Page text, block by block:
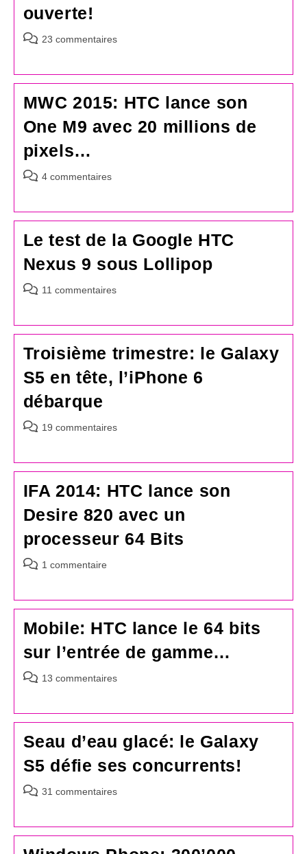
ouverte!
Commentaires
publication :
23 commentaires
MWC 2015: HTC lance son
One M9 avec 20 millions de
pixels…
Commentaires
publication :
4 commentaires
Le test de la Google HTC
Nexus 9 sous Lollipop
Commentaires
publication :
11 commentaires
Troisième trimestre: le Galaxy
S5 en tête, l’iPhone 6
débarque
Commentaires
publication :
19 commentaires
IFA 2014: HTC lance son
Desire 820 avec un
processeur 64 Bits
Commentaires
publication :
1 commentaire
Mobile: HTC lance le 64 bits
sur l’entrée de gamme…
Commentaires
publication :
13 commentaires
Seau d’eau glacé: le Galaxy
S5 défie ses concurrents!
Commentaires
publication :
31 commentaires